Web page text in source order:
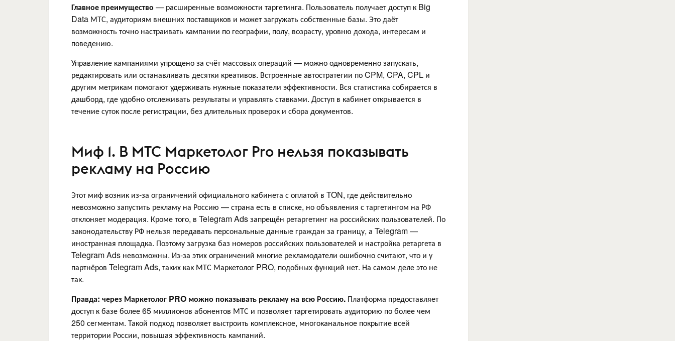
Главное преимущество — расширенные возможности таргетинга. Пользователь получает доступ к Big
Data МТС, аудиториям внешних поставщиков и может загружать собственные базы. Это даёт
возможность точно настраивать кампании по географии, полу, возрасту, уровню дохода, интересам и
поведению.
Управление кампаниями упрощено за счёт массовых операций — можно одновременно запускать,
редактировать или останавливать десятки креативов. Встроенные автостратегии по CPM, CPA, CPL и
другим метрикам помогают удерживать нужные показатели эффективности. Вся статистика собирается в
дашборд, где удобно отслеживать результаты и управлять ставками. Доступ в кабинет открывается в
течение суток после регистрации, без длительных проверок и сбора документов.
Миф 1. В МТС Маркетолог Pro нельзя показывать
рекламу на Россию
Этот миф возник из-за ограничений официального кабинета с оплатой в TON, где действительно
невозможно запустить рекламу на Россию — страна есть в списке, но объявления с таргетингом на РФ
отклоняет модерация. Кроме того, в Telegram Ads запрещён ретаргетинг на российских пользователей. По
законодательству РФ нельзя передавать персональные данные граждан за границу, а Telegram —
иностранная площадка. Поэтому загрузка баз номеров российских пользователей и настройка ретаргета в
Telegram Ads невозможны. Из-за этих ограничений многие рекламодатели ошибочно считают, что и у
партнёров Telegram Ads, таких как МТС Маркетолог PRO, подобных функций нет. На самом деле это не
так.
Правда: через Маркетолог PRO можно показывать рекламу на всю Россию. Платформа предоставляет
доступ к базе более 65 миллионов абонентов МТС и позволяет таргетировать аудиторию по более чем
250 сегментам. Такой подход позволяет выстроить комплексное, многоканальное покрытие всей
территории России, повышая эффективность кампаний.